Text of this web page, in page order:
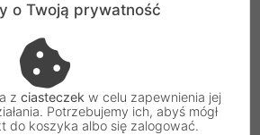
o Twoją prywatność
z ciasteczekw celu zapewnienia jej
Potrzebujemy ich, abyś mógł
do koszyka albo się zalogować.